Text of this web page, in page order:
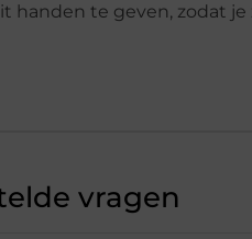
handen te geven, zodat
vragen